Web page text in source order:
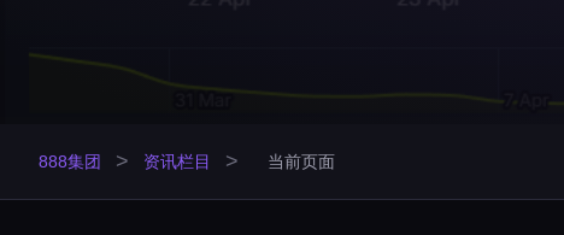
888集团 > 资讯栏目 > 当前页面